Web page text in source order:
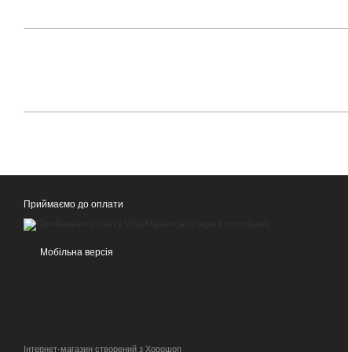
Приймаємо до оплати
Мобільна версія
Інтернет-магазин створений з Хорошоп